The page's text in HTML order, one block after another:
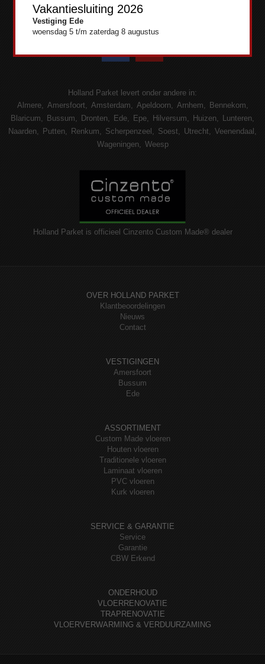
Holland Parket levert onder andere in:
Almere
Amersfoort Amsterdam Apeldoorn Arnhem
Bennekom
Blaricum
Bussum Dronten Ede Epe Hilversum Huizen
Lunteren
Naarden
Putten Renkum Scherpenzeel Soest Utrecht
Veenendaal
Wageningen
Weesp
Holland Parket is officieel Cinzento Custom Made® dealer
OVER HOLLAND PARKET
Klantbeoordelingen
Nieuws
Contact
VESTIGINGEN
Amersfoort
Bussum
Ede
ASSORTIMENT
Custom Made vloeren
Houten vloeren
Traditionele vloeren
Laminaat vloeren
PVC vloeren
Kurk vloeren
SERVICE & GARANTIE
Service
Garantie
CBW Erkend
ONDERHOUD
VLOERRENOVATIE
TRAPRENOVATIE
VLOERVERWARMING & VERDUURZAMING
Vakantiesluiting 2026
Vestiging Ede
woensdag 5 t/m zaterdag 8 augustus